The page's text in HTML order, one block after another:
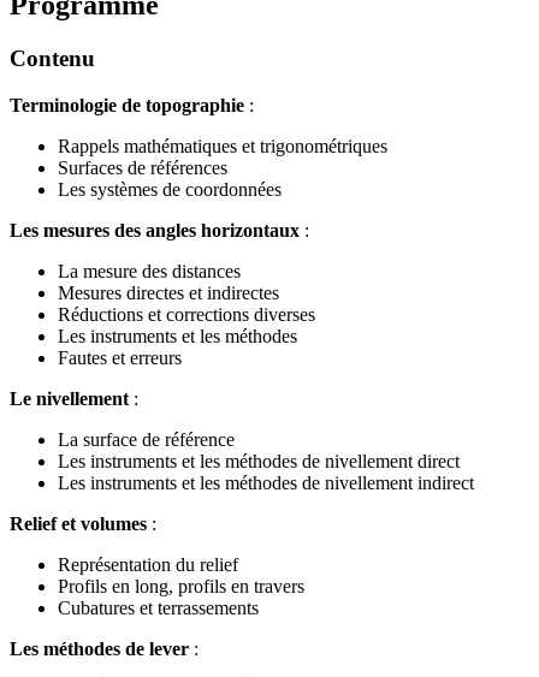
Contenu
Terminologie de topographie :
Rappels mathématiques et trigonométriques
Surfaces de références
Les systèmes de coordonnées
Les mesures des angles horizontaux :
La mesure des distances
Mesures directes et indirectes
Réductions et corrections diverses
Les instruments et les méthodes
Fautes et erreurs
Le nivellement :
La surface de référence
Les instruments et les méthodes de nivellement direct
Les instruments et les méthodes de nivellement indirect
Relief et volumes :
Représentation du relief
Profils en long, profils en travers
Cubatures et terrassements
Les méthodes de lever :